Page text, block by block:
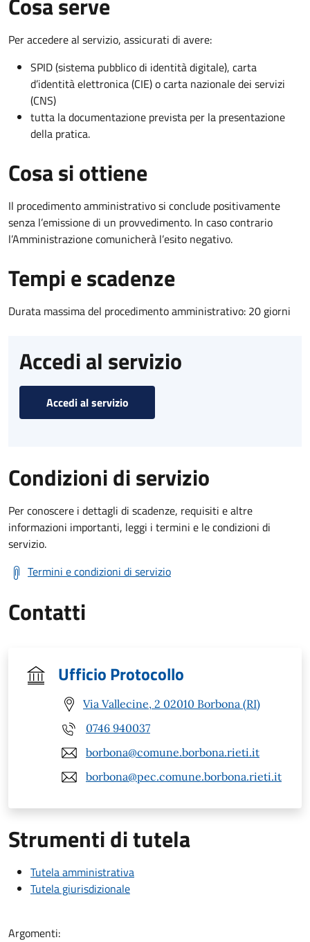
Per accedere al servizio, assicurati di avere:
SPID (sistema pubblico di identità digitale), carta
d’identità elettronica (CIE) o carta nazionale dei servizi
(CNS)
tutta la documentazione prevista per la presentazione
della pratica.
Cosa si ottiene
Il procedimento amministrativo si conclude positivamente
senza l’emissione di un provvedimento. In caso contrario
l’Amministrazione comunicherà l’esito negativo.
Tempi e scadenze
Durata massima del procedimento amministrativo: 20 giorni
Accedi al servizio
Accedi al servizio
Condizioni di servizio
Per conoscere i dettagli di scadenze, requisiti e altre
informazioni importanti, leggi i termini e le condizioni di
servizio.
Termini e condizioni di servizio
Contatti
Ufficio Protocollo
Via Vallecine, 2 02010 Borbona (RI)
0746 940037
borbona@comune.borbona.rieti.it
borbona@pec.comune.borbona.rieti.it
Strumenti di tutela
Tutela amministrativa
Tutela giurisdizionale
Argomenti: